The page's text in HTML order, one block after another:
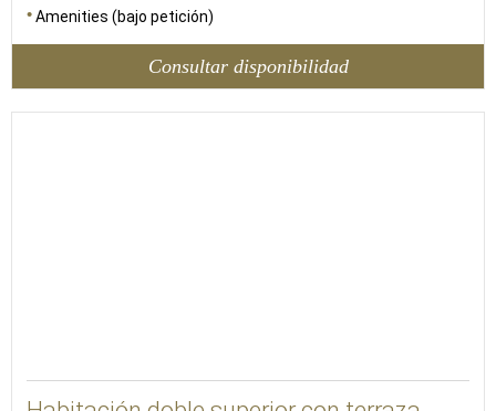
Amenities (bajo petición)
Consultar disponibilidad